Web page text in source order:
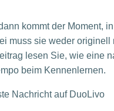
kommt der Moment,
muss sie weder
lesen Sie, wie eine
beim Kennenlernen.